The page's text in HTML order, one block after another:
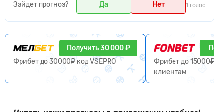
Зайдет прогноз? Да Нет 1 голос
Получить 30 000 ₽
Фрибет до 30000₽ код VSEPRO
Фрибет до 15000₽
клиентам